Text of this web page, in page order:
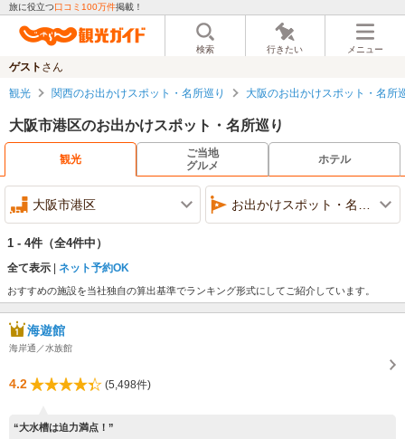
旅に役立つ口コミ100万件掲載！
検索 行きたい メニュー
ゲスト さん
観光 関西のお出かけスポット・名所巡り 大阪のお出かけスポット・名所
大阪市港区のお出かけスポット・名所巡り
観光
ご当地
グルメ
ホテル
大阪市港区 お出かけスポット・名所巡り
1 - 4件 （全4件中）
全て表示 ネット予約OK
おすすめの施設を当社独自の算出基準でランキング形式にしてご紹介しています。
海遊館
海岸通／水族館
4.2 (5,498件)
“大水槽は迫力満点！”